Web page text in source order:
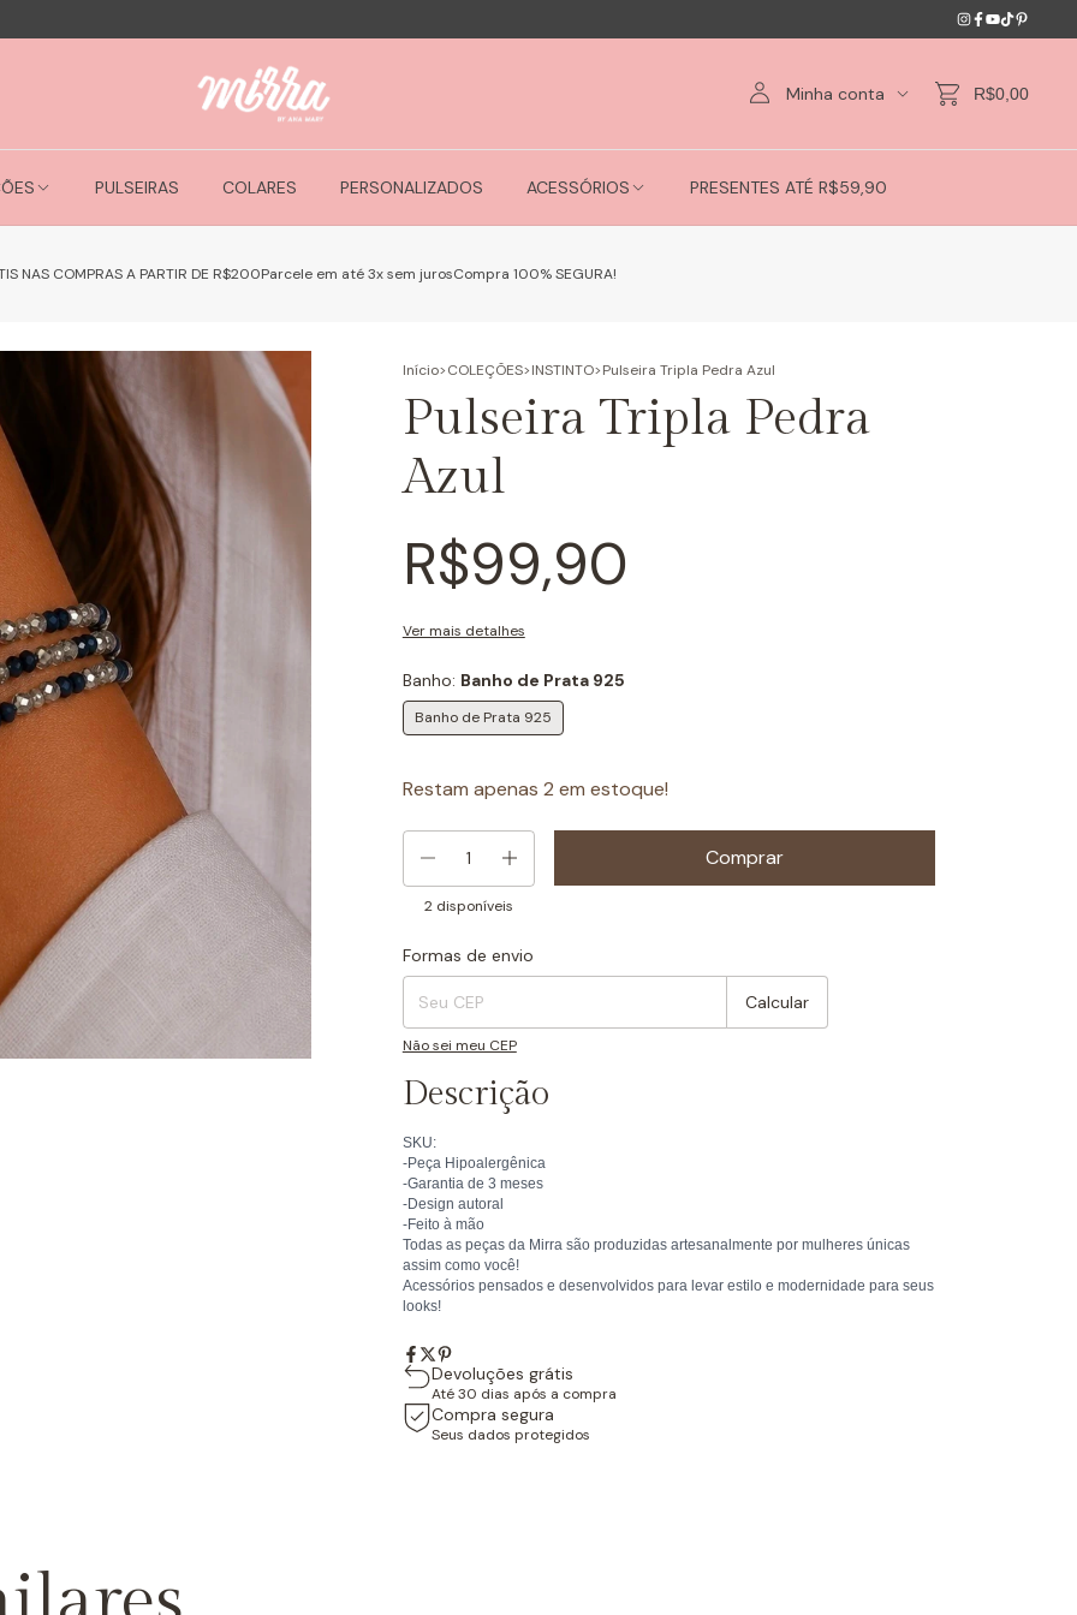
Minha conta R$0,00
PULSEIRAS COLARES PERSONALIZADOS ACESSÓRIOS PRESENTES ATÉ R$59,90
NAS COMPRAS A PARTIR DE R$200Parcele em até 3x sem jurosCompra 100% SEGURA!
Início>COLEÇÕES>INSTINTO>Pulseira Tripla Pedra Azul
Pulseira Tripla Pedra
Azul
R$99,90
Ver mais detalhes
Banho: Banho de Prata 925
Banho de Prata 925
Restam apenas 2 em estoque!
2 disponíveis
Entregas para o CEP:
Formas de envio
Calcular
Não sei meu CEP
Descrição
SKU:
-Peça Hipoalergênica
-Garantia de 3 meses
-Design autoral
-Feito à mão
Todas as peças da Mirra são produzidas artesanalmente por mulheres únicas
assim como você!
Acessórios pensados e desenvolvidos para levar estilo e modernidade para seus
looks!
Devoluções grátis
Até 30 dias após a compra
Compra segura
Seus dados protegidos